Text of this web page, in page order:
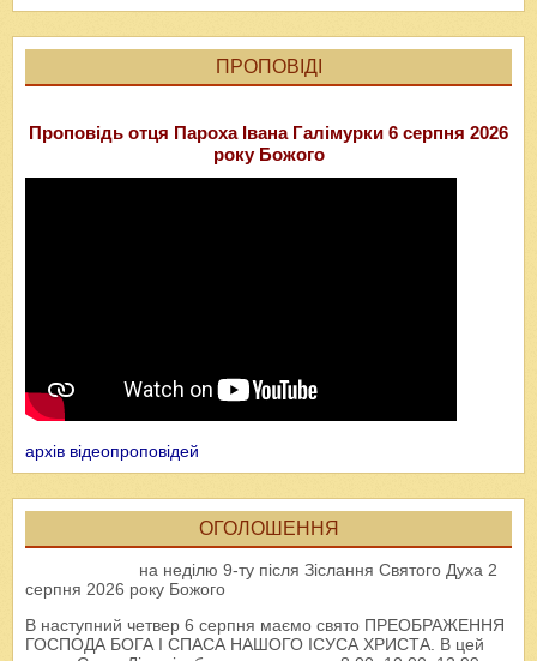
ПРОПОВІДІ
Проповідь отця Пароха Івана Галімурки 6 серпня 2026
року Божого
архів відеопроповідей
ОГОЛОШЕННЯ
на неділю 9-ту після Зіслання Святого Духа 2
серпня 2026 року Божого
В наступний четвер 6 серпня маємо свято ПРЕОБРАЖЕННЯ
ГОСПОДА БОГА І СПАСА НАШОГО ІСУСА ХРИСТА. В цей